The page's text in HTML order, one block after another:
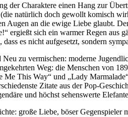
der Charaktere einen Hang zur
natürlich doch gewollt komisch
Augen an die ewige Liebe glaubt.
ergießt sich ein warmer Regen aus
es nicht aufgesetzt, sondern
zu vermischen: moderne
Weg: die Menschen von
Me This Way“ und „Lady
Zitate aus der Pop-
und höchst sehenswerte
große Liebe, böser